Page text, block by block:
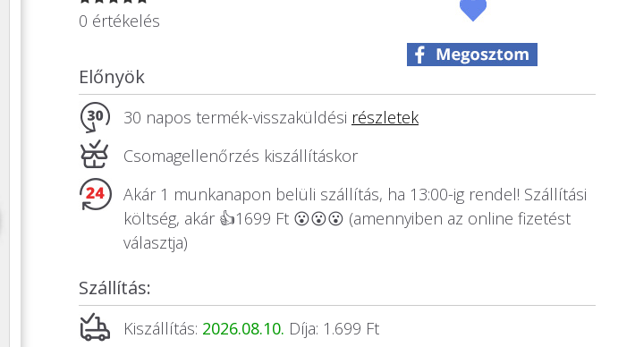
0 értékelés
Előnyök
30 napos termék-visszaküldési részletek
Csomagellenőrzés kiszállításkor
Akár 1 munkanapon belüli szállítás, ha 13:00-ig rendel! Szállítási
költség, akár 👍1699 Ft 😮😮😮 (amennyiben az online fizetést
választja)
Szállítás:
Kiszállítás: 2026.08.10. Díja: 1.699 Ft